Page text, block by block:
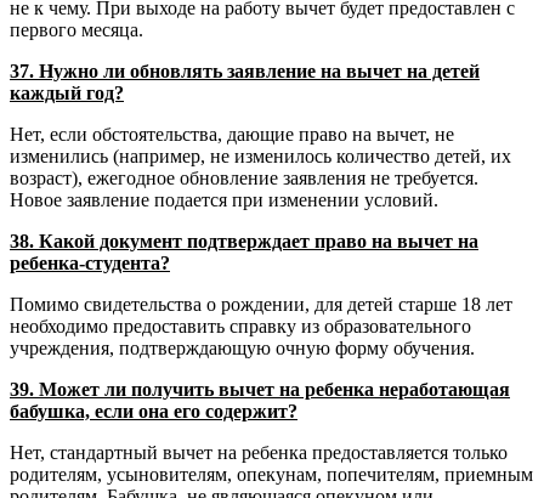
не к чему. При выходе на работу вычет будет предоставлен с
первого месяца.
37. Нужно ли обновлять заявление на вычет на детей
каждый год?
Нет, если обстоятельства, дающие право на вычет, не
изменились (например, не изменилось количество детей, их
возраст), ежегодное обновление заявления не требуется.
Новое заявление подается при изменении условий.
38. Какой документ подтверждает право на вычет на
ребенка-студента?
Помимо свидетельства о рождении, для детей старше 18 лет
необходимо предоставить справку из образовательного
учреждения, подтверждающую очную форму обучения.
39. Может ли получить вычет на ребенка неработающая
бабушка, если она его содержит?
Нет, стандартный вычет на ребенка предоставляется только
родителям, усыновителям, опекунам, попечителям, приемным